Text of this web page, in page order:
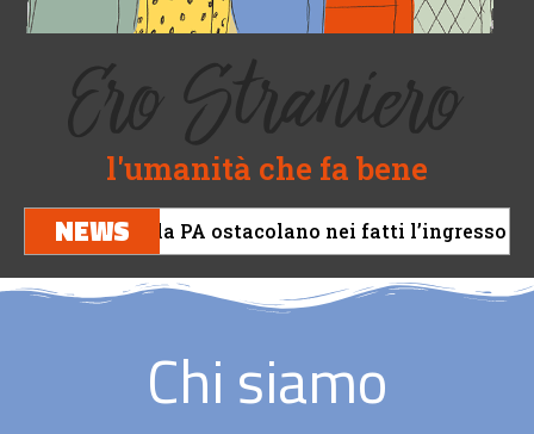
Ero Straniero
l'umanità che fa bene
NEWS
uffici della PA ostacolano nei fatti l’ingresso
Chi siamo